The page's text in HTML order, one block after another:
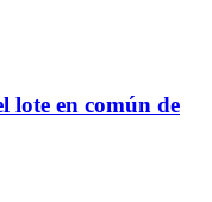
lote en común de